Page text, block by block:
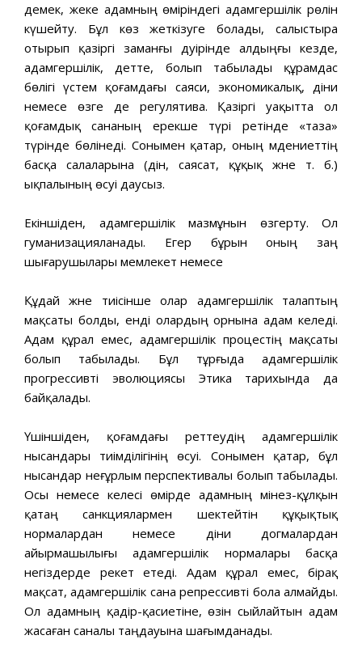
демек, жеке адамның өміріндегі адамгершілік рөлін
күшейту. Бұл көз жеткізуге болады, салыстыра
отырып қазіргі заманғы дәуірінде алдыңғы кезде,
адамгершілік, әдетте, болып табылады құрамдас
бөлігі үстем қоғамдағы саяси, экономикалық, діни
немесе өзге де регулятива. Қазіргі уақытта ол
қоғамдық сананың ерекше түрі ретінде «таза»
түрінде бөлінеді. Сонымен қатар, оның мәдениеттің
басқа салаларына (дін, саясат, құқық және т. б.)
ықпалының өсуі даусыз.
Екіншіден, адамгершілік мазмұнын өзгерту. Ол
гуманизацияланады. Егер бұрын оның заң
шығарушылары мемлекет немесе
Құдай және тиісінше олар адамгершілік талаптың
мақсаты болды, енді олардың орнына адам келеді.
Адам құрал емес, адамгершілік процестің мақсаты
болып табылады. Бұл тұрғыда адамгершілік
прогрессивті эволюциясы Этика тарихында да
байқалады.
Үшіншіден, қоғамдағы реттеудің адамгершілік
нысандары тиімділігінің өсуі. Сонымен қатар, бұл
нысандар неғұрлым перспективалы болып табылады.
Осы немесе келесі өмірде адамның мінез-құлқын
қатаң санкциялармен шектейтін құқықтық
нормалардан немесе діни догмалардан
айырмашылығы адамгершілік нормалары басқа
негіздерде әрекет етеді. Адам құрал емес, бірақ
мақсат, адамгершілік сана репрессивті бола алмайды.
Ол адамның қадір-қасиетіне, өзін сыйлайтын адам
жасаған саналы таңдауына шағымданады.